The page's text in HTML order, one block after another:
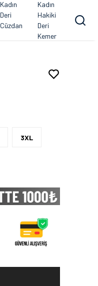
Kadın
Deri
Cüzdan
Kadın
Hakiki
Deri
Kemer
3XL